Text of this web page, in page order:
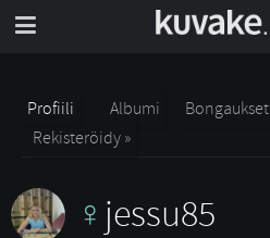
Profiili Albumi Bongaukset
Rekisteröidy »
jessu85